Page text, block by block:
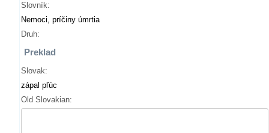
Slovník:
Nemoci, príčiny úmrtia
Druh:
Preklad
Slovak:
zápal pľúc
Old Slovakian: